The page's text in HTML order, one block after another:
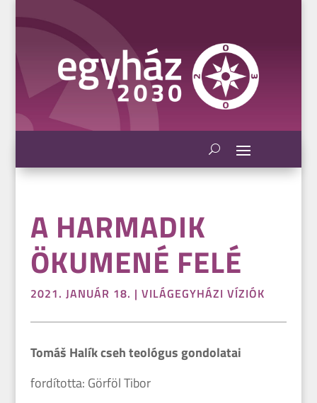
A HARMADIK
ÖKUMENÉ FELÉ
2021. JANUÁR 18. | VILÁGEGYHÁZI VÍZIÓK
Tomáš Halík cseh teológus gondolatai
fordította: Görföl Tibor